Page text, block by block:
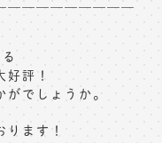
好評！
でしょうか。
ます！